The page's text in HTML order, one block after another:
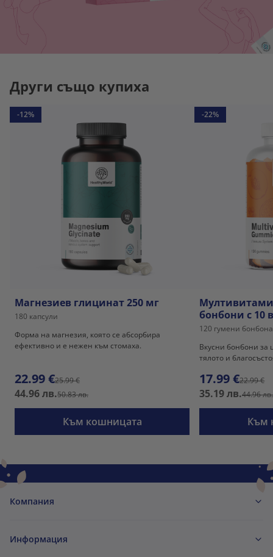
Други също купиха
-12%
Магнезиев глицинат 250 мг
180 капсули
Форма на магнезия, която се абсорбира
ефективно и е нежен към стомаха.
22.99 €25.99 €
44.96 лв.50.83 лв.
Към кошницата
-22%
бонбони с 10
120 гумени бонбона
Вкусни бонбони за
тялото и
17.99 €22.99 €
35.19 лв.44.96 лв.
Към
Компания
Информация